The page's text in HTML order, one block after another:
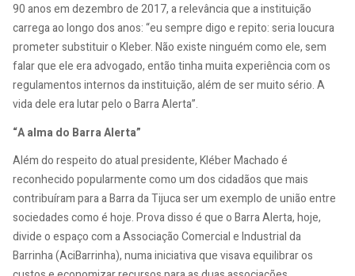
90 anos em dezembro de 2017, a relevância que a instituição
carrega ao longo dos anos: “eu sempre digo e repito: seria loucura
prometer substituir o Kleber. Não existe ninguém como ele, sem
falar que ele era advogado, então tinha muita experiência com os
regulamentos internos da instituição, além de ser muito sério. A
vida dele era lutar pelo o Barra Alerta”.
“A alma do Barra Alerta”
Além do respeito do atual presidente, Kléber Machado é
reconhecido popularmente como um dos cidadãos que mais
contribuíram para a Barra da Tijuca ser um exemplo de união entre
sociedades como é hoje. Prova disso é que o Barra Alerta, hoje,
divide o espaço com a Associação Comercial e Industrial da
Barrinha (AciBarrinha), numa iniciativa que visava equilibrar os